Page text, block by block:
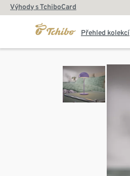
Výhody s TchiboCard
Přehled kolekcí